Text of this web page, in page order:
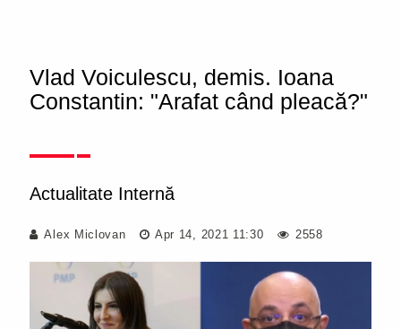
Vlad Voiculescu, demis. Ioana
Constantin: "Arafat când pleacă?"
Actualitate Internă
Alex Miclovan Apr 14, 2021 11:30 2558